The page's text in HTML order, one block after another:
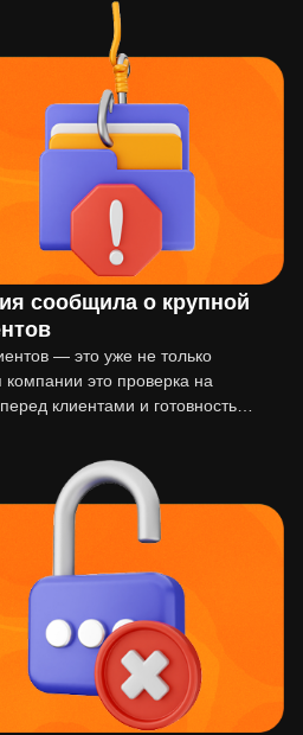
сообщила о крупной
— это уже не только
компании это проверка на
клиентами и готовность